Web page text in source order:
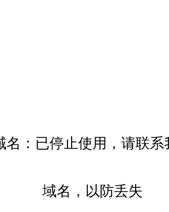
名：已停止使用，请联
域名，以防丢失